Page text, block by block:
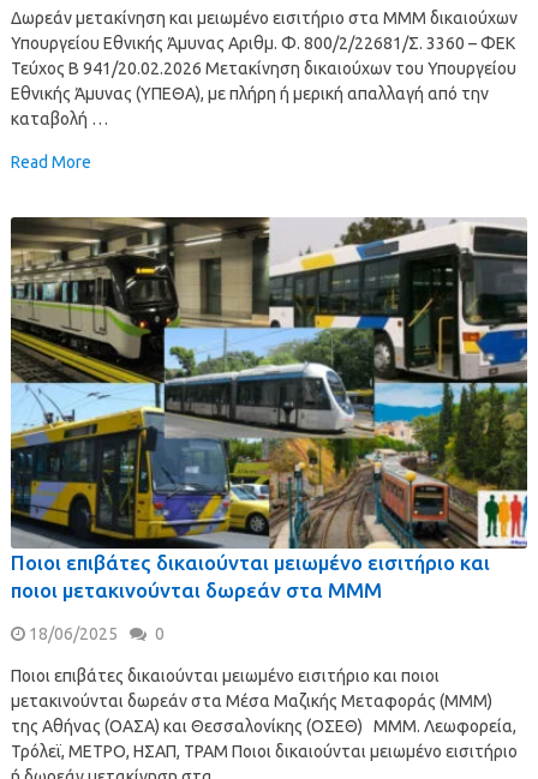
Δωρεάν μετακίνηση και μειωμένο εισιτήριο στα ΜΜΜ δικαιούχων
Υπουργείου Εθνικής Άμυνας Αριθμ. Φ. 800/2/22681/Σ. 3360 – ΦΕΚ
Τεύχος Β 941/20.02.2026 Μετακίνηση δικαιούχων του Υπουργείου
Εθνικής Άμυνας (ΥΠΕΘΑ), με πλήρη ή μερική απαλλαγή από την
καταβολή …
Read More
Ποιοι επιβάτες δικαιούνται μειωμένο εισιτήριο και
ποιοι μετακινούνται δωρεάν στα ΜΜΜ
18/06/2025 0
Ποιοι επιβάτες δικαιούνται μειωμένο εισιτήριο και ποιοι
μετακινούνται δωρεάν στα Μέσα Μαζικής Μεταφοράς (ΜΜΜ)
της Αθήνας (ΟΑΣΑ) και Θεσσαλονίκης (ΟΣΕΘ) ΜΜΜ. Λεωφορεία,
Τρόλεϊ, ΜΕΤΡΟ, ΗΣΑΠ, ΤΡΑΜ Ποιοι δικαιούνται μειωμένο εισιτήριο